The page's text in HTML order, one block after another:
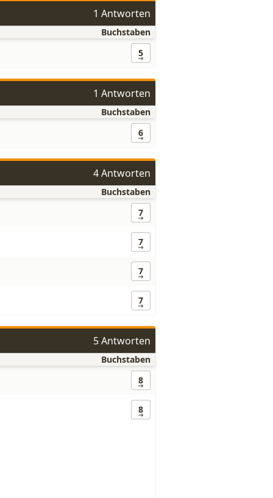
1 Antworten
Buchstaben
5
1 Antworten
Buchstaben
6
4 Antworten
Buchstaben
7
7
7
7
5 Antworten
Buchstaben
8
8